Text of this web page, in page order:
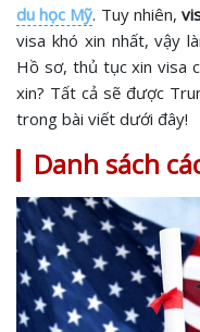
du học Mỹ. Tuy nhiên,
visa khó xin nhất, vậy
Hồ sơ, thủ tục xin visa
xin? Tất cả sẽ được
trong bài viết dưới đây!
Danh sách